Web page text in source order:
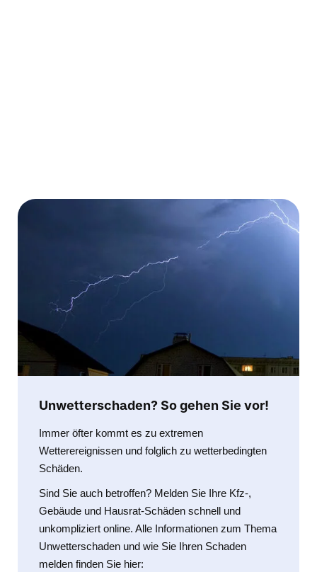
Unwetterschaden? So gehen Sie vor!
Immer öfter kommt es zu extremen
Wetterereignissen und folglich zu wetterbedingten
Schäden.
Sind Sie auch betroffen? Melden Sie Ihre Kfz-,
Gebäude und Hausrat-Schäden schnell und
unkompliziert online. Alle Informationen zum Thema
Unwetterschaden und wie Sie Ihren Schaden
melden finden Sie hier: